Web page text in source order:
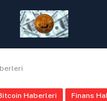
Haberleri Finans